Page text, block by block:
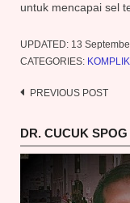
untuk mencapai sel
UPDATED: 13
CATEGORIES:
Post
PREVIOUS POST
DR. CUCUK SPOG